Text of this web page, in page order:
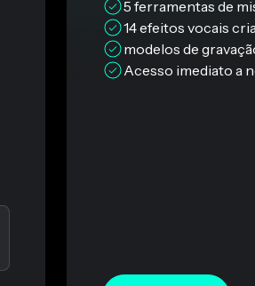
5 ferramentas de
14 efeitos vocais
modelos de
Acesso imediato a